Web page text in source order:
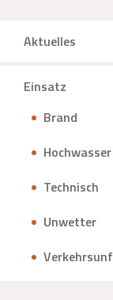
Aktuelles
Einsatz
Brand
Hochwasser
Technisch
Unwetter